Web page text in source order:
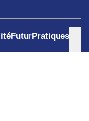
FuturPratiques